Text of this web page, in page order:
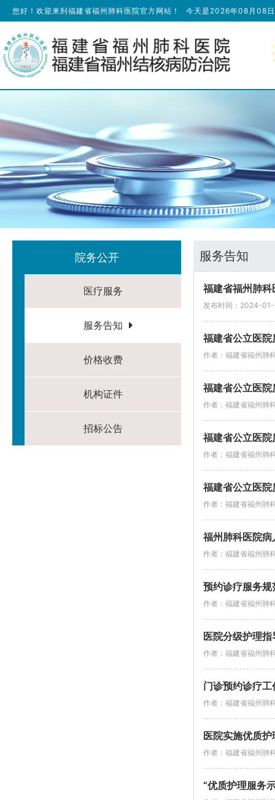
您好！欢迎来到福建省福州肺科医院官方网站！ 今天是 2026年08月08
院务公开
医疗服务
服务告知
价格收费
机构证件
招标公告
服务告知
福建省福州肺
发布时间：2024-01-
福建省公立医
作者：福建省福州肺
福建省公立医
作者：福建省福州肺
福建省公立医
作者：福建省福州肺
福建省公立医
作者：福建省福州肺
福州肺科医院
作者：福建省福州肺
预约诊疗服务规
作者：福建省福州肺
医院分级护理指
作者：福建省福州肺
门诊预约诊疗工
作者：福建省福州肺
医院实施优质
作者：福建省福州肺
“优质护理服务